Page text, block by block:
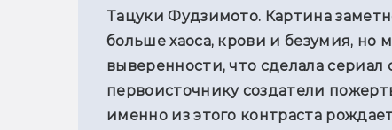
Тацуки Фудзимото. Картина
больше хаоса, крови и безумия,
выверенности, что сделала
первоисточнику создатели
именно из этого контраста